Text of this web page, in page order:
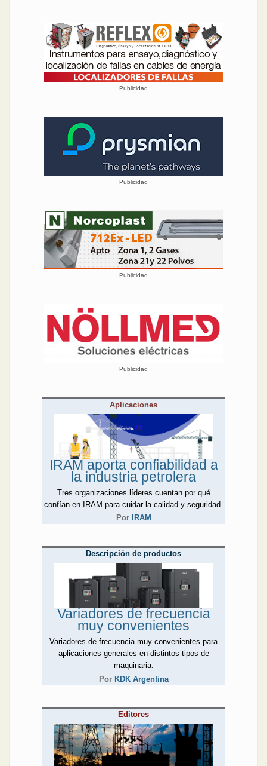
Publicidad
Publicidad
Publicidad
Publicidad
Aplicaciones
IRAM aporta confiabilidad a
la industria petrolera
Tres organizaciones líderes cuentan por qué
confían en IRAM para cuidar la calidad y seguridad.
Por
IRAM
Descripción de productos
Variadores de frecuencia
muy convenientes
Variadores de frecuencia muy convenientes para
aplicaciones generales en distintos tipos de
maquinaria.
Por KDK Argentina
Editores